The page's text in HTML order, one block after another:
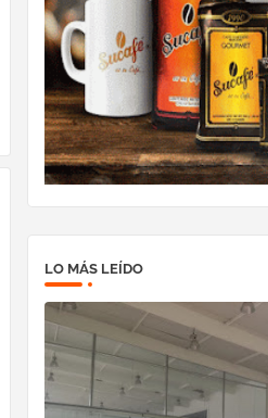
LO MÁS LEÍDO